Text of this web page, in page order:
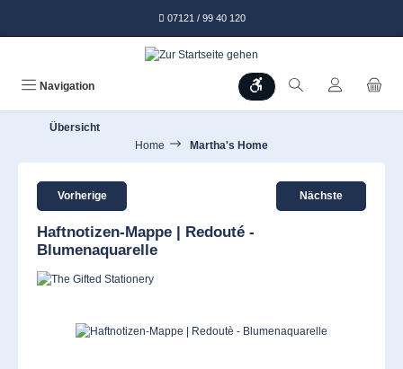
07121 / 99 40 120
Navigation Werkzeugleiste anzeigen
Übersicht
Home
Martha's Home
Vorherige Nächste
Haftnotizen-Mappe | Redouté -
Blumenaquarelle
Bildergalerie überspringen